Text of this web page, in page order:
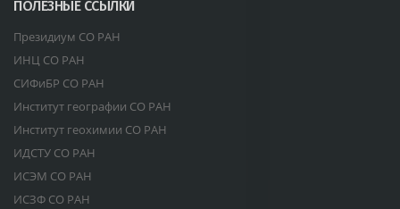
ПОЛЕЗНЫЕ ССЫЛКИ
Президиум СО РАН
ИНЦ СО РАН
СИФиБР СО РАН
Институт географии СО РАН
Институт геохимии СО РАН
ИДСТУ СО РАН
ИСЭМ СО РАН
ИСЗФ СО РАН